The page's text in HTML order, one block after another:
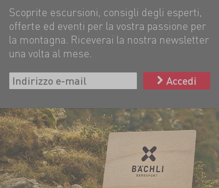
Scoprite escursioni, consigli degli esperti,
offerte ed eventi per la vostra passione per
la montagna. Riceverai la nostra newsletter
una volta al mese.
Accedi